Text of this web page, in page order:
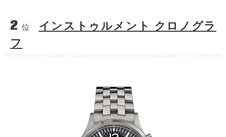
2 位
インストゥルメント クロノグラ
フ